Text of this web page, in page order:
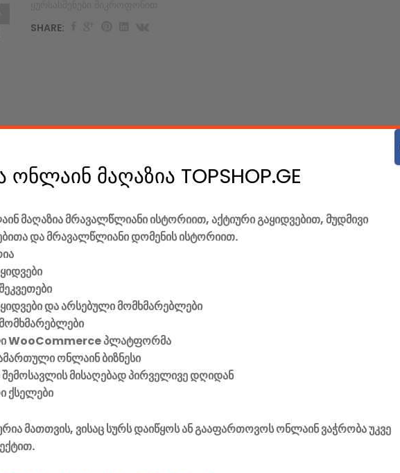
SHARE:
ონლაინ მაღაზია TOPSHOP.GE
მაღაზია მრავალწლიანი ისტორიით, აქტიური გაყიდვებით, მუდმივი
და მრავალწლიანი დომენის ისტორიით.
და არსებული მომხმარებლები
WooCommerce პლატფორმა
ონლაინ ბიზნესი
შემოსავლის მისაღებად პირველივე დღიდან
ქსელები
მათთვის, ვისაც სურს დაიწყოს ან გააფართოვოს ონლაინ ვაჭრობა უკვე